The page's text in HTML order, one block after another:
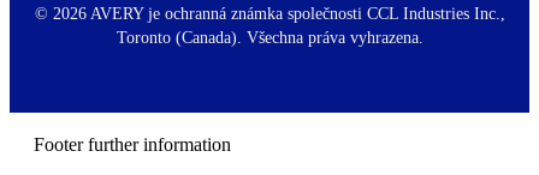
t
e
© 2026 AVERY je ochranná známka společnosti CCL Industries Inc.,
Toronto (Canada). Všechna práva vyhrazena.
Footer further information